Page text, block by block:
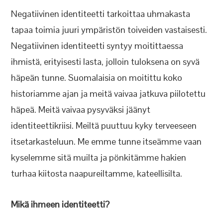
Negatiivinen identiteetti tarkoittaa uhmakasta
tapaa toimia juuri ympäristön toiveiden vastaisesti.
Negatiivinen identiteetti syntyy moitittaessa
ihmistä, erityisesti lasta, jolloin tuloksena on syvä
häpeän tunne. Suomalaisia on moitittu koko
historiamme ajan ja meitä vaivaa jatkuva piilotettu
häpeä. Meitä vaivaa pysyväksi jäänyt
identiteettikriisi. Meiltä puuttuu kyky terveeseen
itsetarkasteluun. Me emme tunne itseämme vaan
kyselemme sitä muilta ja pönkitämme hakien
turhaa kiitosta naapureiltamme, kateellisilta.
Mikä ihmeen identiteetti?